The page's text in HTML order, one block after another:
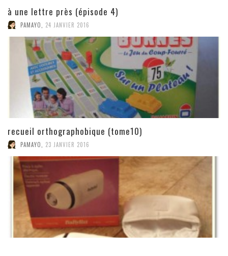
à une lettre près (épisode 4)
PAMAYO 24 JANVIER 2016
recueil orthographobique (tome10)
PAMAYO 23 JANVIER 2016